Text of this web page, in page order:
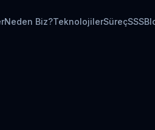
Neden Biz?TeknolojilerSüreçSSS